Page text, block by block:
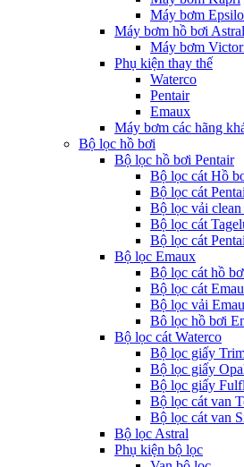
Máy bơm
Máy bơm hồ bơi
Máy bơm
Phụ kiện thay thế
Waterco
Pentair
Emaux
Máy bơm các hãng
Bộ lọc hồ bơi
Bộ lọc hồ bơi Pentair
Bộ lọc cát Hồ
Bộ lọc cát
Bộ lọc vải
Bộ lọc cát
Bộ lọc cát
Bộ lọc Emaux
Bộ lọc cát hồ
Bộ lọc cát
Bộ lọc vải
Bô lọc hồ bơi
Bộ lọc cát Waterco
Bộ lọc giấy
Bộ lọc giấy
Bộ lọc giấy
Bộ lọc cát van
Bộ lọc cát van
Bộ lọc Astral
Phụ kiện bộ lọc